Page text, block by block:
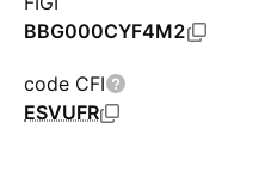
BBG000CYF4M2
code CFI
ESVUFR